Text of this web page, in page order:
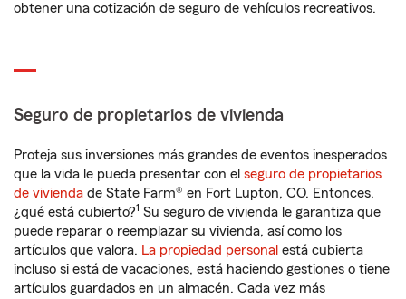
obtener una cotización de seguro de vehículos recreativos.
Seguro de propietarios de vivienda
Proteja sus inversiones más grandes de eventos inesperados
que la vida le pueda presentar con el seguro de propietarios
de vivienda de State Farm® en Fort Lupton, CO. Entonces,
¿qué está cubierto?1 Su seguro de vivienda le garantiza que
puede reparar o reemplazar su vivienda, así como los
artículos que valora. La propiedad personal está cubierta
incluso si está de vacaciones, está haciendo gestiones o tiene
artículos guardados en un almacén. Cada vez más